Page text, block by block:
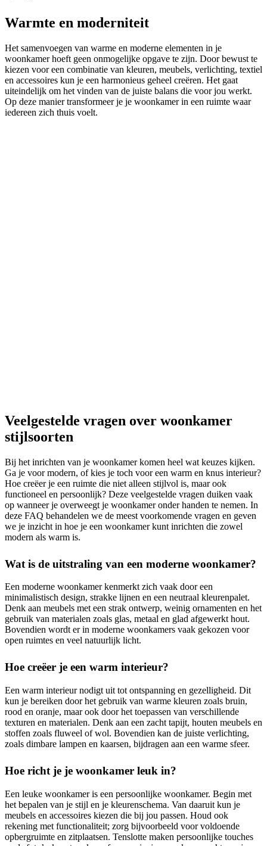
Warmte en moderniteit
Het samenvoegen van warme en moderne elementen in je
woonkamer hoeft geen onmogelijke opgave te zijn. Door bewust te
kiezen voor een combinatie van kleuren, meubels, verlichting, textiel
en accessoires kun je een harmonieus geheel creëren. Het gaat
uiteindelijk om het vinden van de juiste balans die voor jou werkt.
Op deze manier transformeer je je woonkamer in een ruimte waar
iedereen zich thuis voelt.
Veelgestelde vragen over woonkamer
stijlsoorten
Bij het inrichten van je woonkamer komen heel wat keuzes kijken.
Ga je voor modern, of kies je toch voor een warm en knus interieur?
Hoe creëer je een ruimte die niet alleen stijlvol is, maar ook
functioneel en persoonlijk? Deze veelgestelde vragen duiken vaak
op wanneer je overweegt je woonkamer onder handen te nemen. In
deze FAQ behandelen we de meest voorkomende vragen en geven
we je inzicht in hoe je een woonkamer kunt inrichten die zowel
modern als warm is.
Wat is de uitstraling van een moderne woonkamer?
Een moderne woonkamer kenmerkt zich vaak door een
minimalistisch design, strakke lijnen en een neutraal kleurenpalet.
Denk aan meubels met een strak ontwerp, weinig ornamenten en het
gebruik van materialen zoals glas, metaal en glad afgewerkt hout.
Bovendien wordt er in moderne woonkamers vaak gekozen voor
open ruimtes en veel natuurlijk licht.
Hoe creëer je een warm interieur?
Een warm interieur nodigt uit tot ontspanning en gezelligheid. Dit
kun je bereiken door het gebruik van warme kleuren zoals bruin,
rood en oranje, maar ook door het toepassen van verschillende
texturen en materialen. Denk aan een zacht tapijt, houten meubels en
stoffen zoals fluweel of wol. Bovendien kan de juiste verlichting,
zoals dimbare lampen en kaarsen, bijdragen aan een warme sfeer.
Hoe richt je je woonkamer leuk in?
Een leuke woonkamer is een persoonlijke woonkamer. Begin met
het bepalen van je stijl en je kleurenschema. Van daaruit kun je
meubels en accessoires kiezen die bij jou passen. Houd ook
rekening met functionaliteit; zorg bijvoorbeeld voor voldoende
opbergruimte en zitplaatsen. Tenslotte maken persoonlijke touches